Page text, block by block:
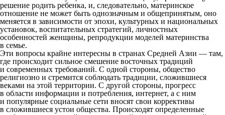
решение родить ребенка, и, следовательно, материнское
отношение не может быть однозначным и общепринятым, оно
меняется в зависимости от эпохи, культурных и национальных
установок, воспитательных стратегий, личностных
особенностей женщины, репродукции моделей материнства
в семье.
Эти вопросы крайне интересны в странах Средней Азии — там,
где происходит сильное смешение восточных традиций
и современных требований. С одной стороны, общество
религиозно и стремится соблюдать традиции, сложившиеся
веками на этой территории. С другой стороны, прогресс
в области информации и потребления, интернет, а с ним
и популярные социальные сети вносят свои коррективы
в сложившиеся устои общества. Происходят определенные